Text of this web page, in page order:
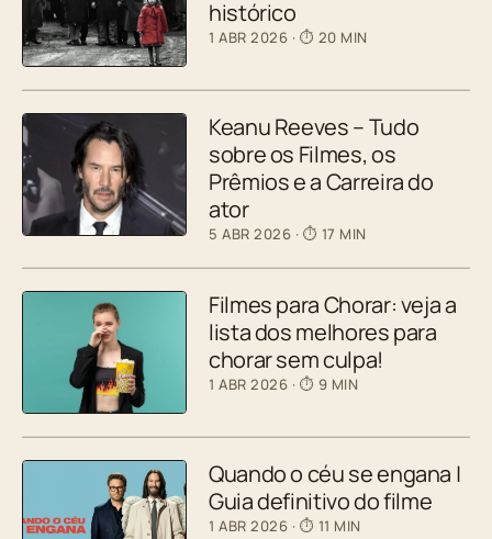
histórico
1 ABR 2026 · ⏱ 20 MIN
Keanu Reeves – Tudo
sobre os Filmes, os
Prêmios e a Carreira do
ator
5 ABR 2026 · ⏱ 17 MIN
Filmes para Chorar: veja a
lista dos melhores para
chorar sem culpa!
1 ABR 2026 · ⏱ 9 MIN
Quando o céu se engana |
Guia definitivo do filme
1 ABR 2026 · ⏱ 11 MIN